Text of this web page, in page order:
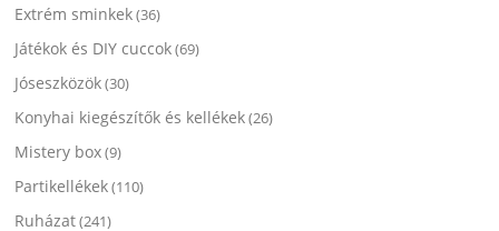
Extrém sminkek(36)
Játékok és DIY cuccok(69)
Jóseszközök(30)
Konyhai kiegészítők és kellékek(26)
Mistery box(9)
Partikellékek(110)
Ruházat(241)